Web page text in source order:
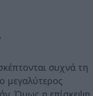
συχνά τη
μεγαλύτερος